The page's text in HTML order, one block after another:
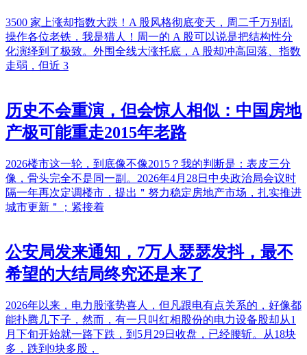
3500 家上涨却指数大跌！A 股风格彻底变天，周二千万别乱
操作各位老铁，我是猎人！周一的 A 股可以说是把结构性分
化演绎到了极致。外围全线大涨托底，A 股却冲高回落、指数
走弱，但近 3
历史不会重演，但会惊人相似：中国房地
产极可能重走2015年老路
2026楼市这一轮，到底像不像2015？我的判断是：表皮三分
像，骨头完全不是同一副。2026年4月28日中央政治局会议时
隔一年再次定调楼市，提出＂努力稳定房地产市场，扎实推进
城市更新＂；紧接着
公安局发来通知，7万人瑟瑟发抖，最不
希望的大结局终究还是来了
2026年以来，电力股涨势喜人，但凡跟电有点关系的，好像都
能扑腾几下子，然而，有一只叫红相股份的电力设备股却从1
月下旬开始就一路下跌，到5月29日收盘，已经腰斩。从18块
多，跌到9块多股，